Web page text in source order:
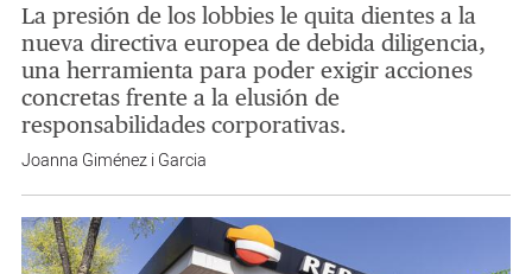
La presión de los lobbies le quita dientes a la
nueva directiva europea de debida diligencia,
una herramienta para poder exigir acciones
concretas frente a la elusión de
responsabilidades corporativas.
Joanna Giménez i Garcia